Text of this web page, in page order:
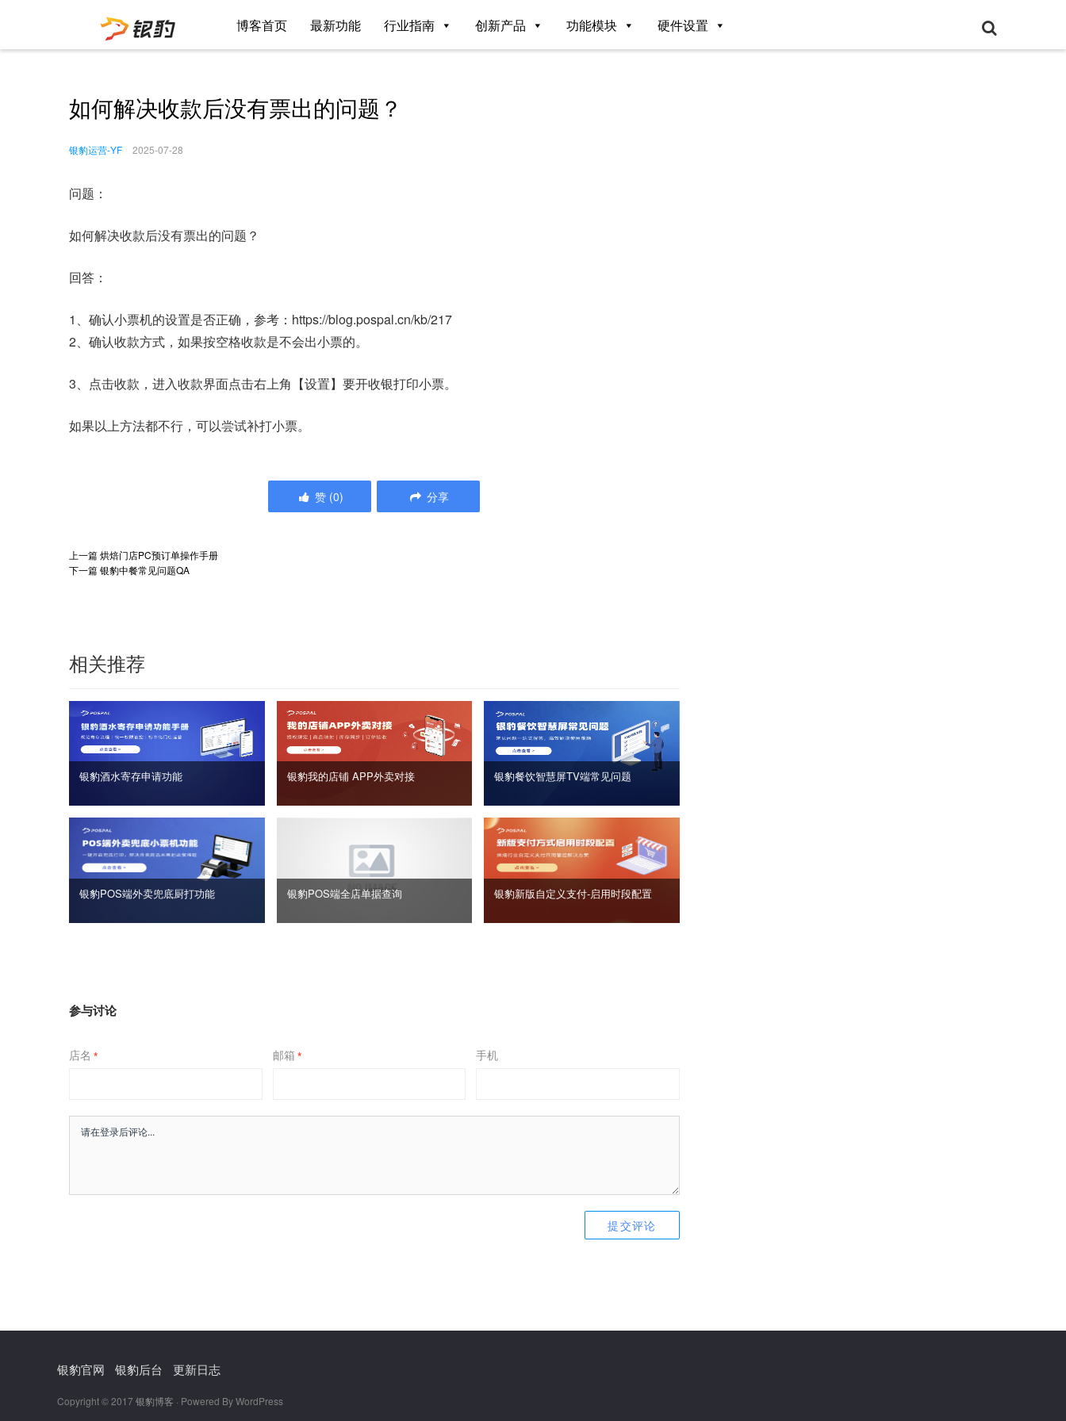
博客首页 最新功能 行业指南 创新产品 功能模块 硬件设置
如何解决收款后没有票出的问题？
银豹运营-YF 2025-07-28
问题：
如何解决收款后没有票出的问题？
回答：
1、确认小票机的设置是否正确，参考：https://blog.pospal.cn/kb/217
2、确认收款方式，如果按空格收款是不会出小票的。
3、点击收款，进入收款界面点击右上角【设置】要开收银打印小票。
如果以上方法都不行，可以尝试补打小票。
赞 (0) 分享
上一篇烘焙门店PC预订单操作手册
下一篇银豹中餐常见问题QA
相关推荐
银豹酒水寄存申请功能 银豹我的店铺 APP外卖对接 银豹餐饮智慧屏TV端常见问题
银豹POS端外卖兜底厨打功能 银豹POS端全店单据查询 银豹新版自定义支付‑启用时段配置
参与讨论
店名 * 邮箱 * 手机
银豹官网 银豹后台 更新日志
Copyright © 2017 银豹博客 · Powered By WordPress